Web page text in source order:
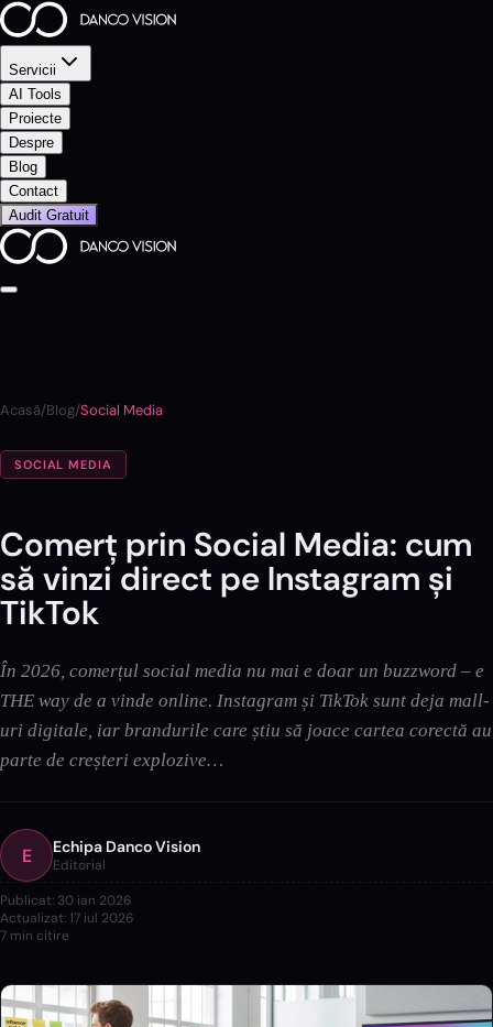
Servicii
AI Tools
Proiecte
Despre
Blog
Contact
Audit Gratuit
Acasă/Blog/Social Media
SOCIAL MEDIA
Comerț prin Social Media: cum
să vinzi direct pe Instagram și
TikTok
În 2026, comerțul social media nu mai e doar un buzzword – e
THE way de a vinde online. Instagram și TikTok sunt deja mall-
uri digitale, iar brandurile care știu să joace cartea corectă au
parte de creșteri explozive…
E Echipa Danco Vision
Editorial
Publicat: 30 ian 2026
Actualizat:17 iul 2026
7 min citire